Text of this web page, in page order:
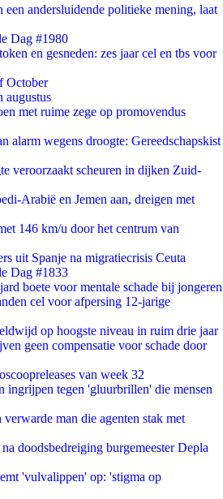
een andersluidende politieke mening, laat
Dag #1980
en gesneden: zes jaar cel en tbs voor
October
augustus
met ruime zege op promovendus
alarm wegens droogte: Gereedschapskist
veroorzaakt scheuren in dijken Zuid-
Arabië en Jemen aan, dreigen met
146 km/u door het centrum van
uit Spanje na migratiecrisis Ceuta
Dag #1833
boete voor mentale schade bij jongeren
cel voor afpersing 12-jarige
op hoogste niveau in ruim drie jaar
geen compensatie voor schade door
van week 32
tegen 'gluurbrillen' die mensen
man die agenten stak met
doodsbedreiging burgemeester Depla
'vulvalippen' op: 'stigma op